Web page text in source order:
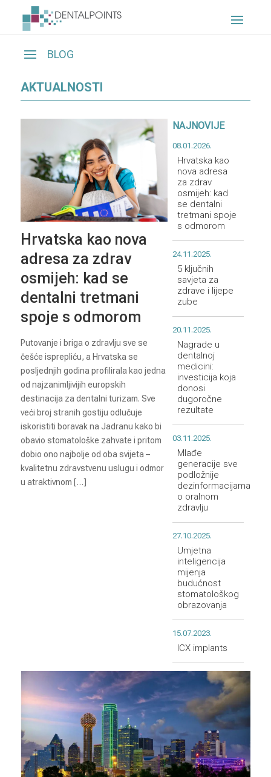
AKTUALNOSTI
Hrvatska kao nova
adresa za zdrav
osmijeh: kad se
dentalni tretmani
spoje s odmorom
Putovanje i briga o zdravlju sve se
češće isprepliću, a Hrvatska se
posljednjih godina profilirala kao jedna
od najzanimljivijih europskih
destinacija za dentalni turizam. Sve
veći broj stranih gostiju odlučuje
iskoristiti boravak na Jadranu kako bi
obavio stomatološke zahvate i pritom
dobio ono najbolje od oba svijeta –
kvalitetnu zdravstvenu uslugu i odmor
u atraktivnom […]
NAJNOVIJE
08.01.2026.
Hrvatska kao
nova adresa
za zdrav
osmijeh: kad
se dentalni
tretmani spoje
s odmorom
24.11.2025.
5 ključnih
savjeta za
zdrave i lijepe
zube
20.11.2025.
Nagrade u
dentalnoj
medicini:
investicija koja
donosi
dugoročne
rezultate
03.11.2025.
Mlađe
generacije sve
podložnije
dezinformacijama
o oralnom
zdravlju
27.10.2025.
Umjetna
inteligencija
mijenja
budućnost
stomatološkog
obrazovanja
15.07.2023.
ICX implants